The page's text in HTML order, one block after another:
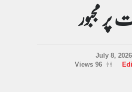
مجبور
July 8, 2026
96 Views